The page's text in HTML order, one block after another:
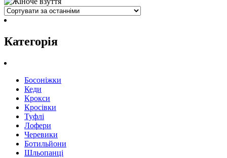
Категорія
Босоніжки
Кеди
Крокси
Кросівки
Туфлі
Лофери
Черевики
Ботильйони
Шльопанці